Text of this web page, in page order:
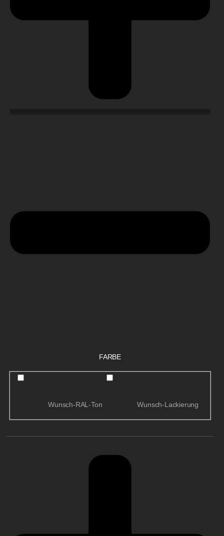
FARBE
Wunsch-RAL-Ton Wunsch-Lackierung